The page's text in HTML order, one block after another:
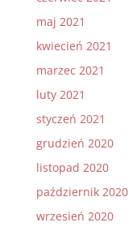
maj 2021
kwiecień 2021
marzec 2021
luty 2021
styczeń 2021
grudzień 2020
listopad 2020
październik 2020
wrzesień 2020